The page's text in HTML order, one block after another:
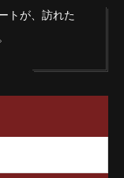
トが、訪れた